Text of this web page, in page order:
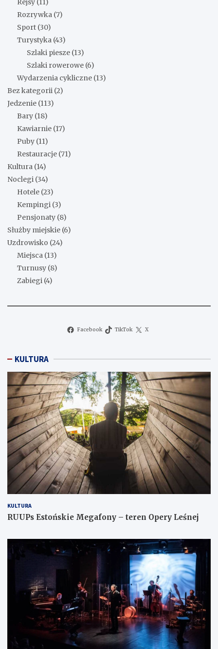
Rejsy (11)
Rozrywka (7)
Sport (30)
Turystyka (43)
Szlaki piesze (13)
Szlaki rowerowe (6)
Wydarzenia cykliczne (13)
Bez kategorii (2)
Jedzenie (113)
Bary (18)
Kawiarnie (17)
Puby (11)
Restauracje (71)
Kultura (14)
Noclegi (34)
Hotele (23)
Kempingi (3)
Pensjonaty (8)
Służby miejskie (6)
Uzdrowisko (24)
Miejsca (13)
Turnusy (8)
Zabiegi (4)
Facebook TikTok X
KULTURA
KULTURA
RUUPs Estońskie Megafony – teren Opery Leśnej